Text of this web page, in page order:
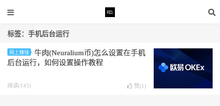
标签：手机后台运行
网上赚钱
牛肉(Neuralium币)怎么设置在手机
后台运行，如何设置操作教程
阅读(143) 赞(1 )